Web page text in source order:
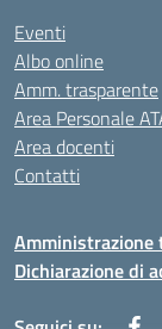
Eventi
Albo online
Amm. trasparente
Area Personale
Area docenti
Contatti
Amministrazione
Dichiarazione di